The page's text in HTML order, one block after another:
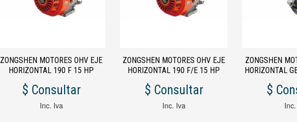
ZONGSHEN MOTORES OHV EJE
HORIZONTAL 190 F 15 HP
$ Consultar
Inc. Iva
ZONGSHEN MOTORES OHV EJE
HORIZONTAL 190 F/E 15 HP
$ Consultar
Inc. Iva
ZONGSHEN
HORIZONTAL
$